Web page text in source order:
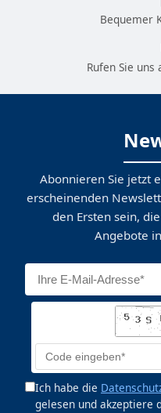
Bequemer
Rufen Sie uns
Abonnieren Sie jetzt
erscheinenden
den Ersten sein,
Angebote
Ich habe die
gelesen und akzeptiere